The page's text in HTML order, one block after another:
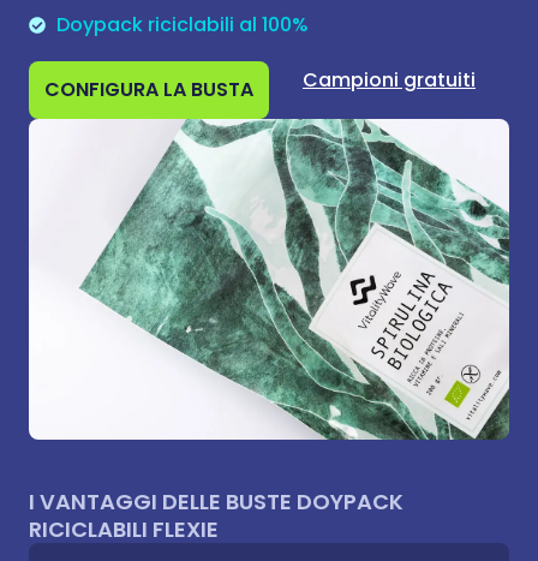
Doypack riciclabili al 100%
CONFIGURA LA BUSTA Campioni gratuiti
I VANTAGGI DELLE BUSTE DOYPACK
RICICLABILI FLEXIE